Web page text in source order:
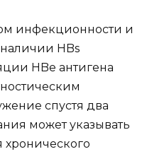
инфекционности и
наличии HBs
HBe антигена
спустя два
может указывать
хронического